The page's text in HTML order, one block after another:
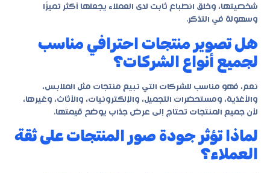
شخصيتها، وخلق انطباع ثابت لدى العملاء يجعلها أكثر تميزًا
وسهولة في التذكر.
هل تصوير منتجات احترافي مناسب
لجميع أنواع الشركات؟
نعم، فهو مناسب للشركات التي تبيع منتجات مثل الملابس،
والأغذية، ومستحضرات التجميل، والإلكترونيات، والأثاث، وغيرها،
لأن جميع المنتجات تحتاج إلى عرض جذاب يوضح قيمتها.
لماذا تؤثر جودة صور المنتجات على ثقة
العملاء؟